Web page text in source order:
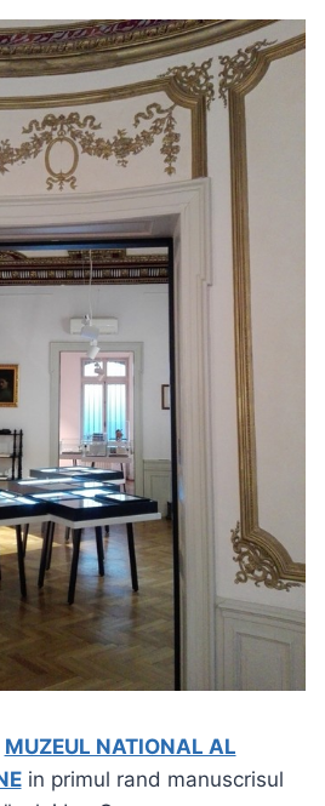
MUZEUL NATIONAL AL
in primul rand manuscrisul